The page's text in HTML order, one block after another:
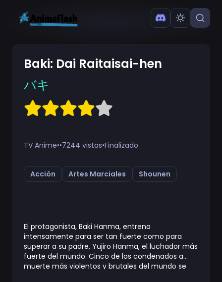
Baki: Dai Raitaisai-hen
バキ
TV Anime••7244 vistas•Finalizado
Acción Artes Marciales Shounen
El protagonista, Baki Hanma, entrena
intensamente para ser tan fuerte como para
superar a su padre, Yujiro Hanma, el luchador más
fuerte del mundo. Cinco de los condenados a
muerte más violentos y brutales del mundo se